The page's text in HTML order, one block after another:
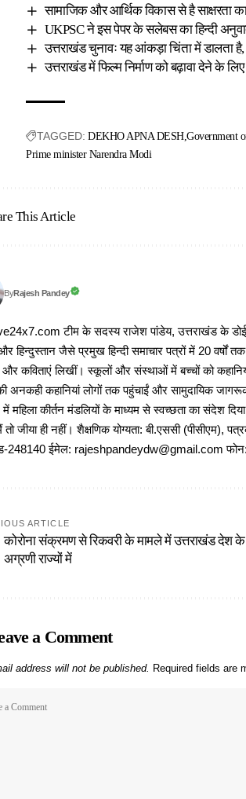
सामाजिक और आर्थिक विकास से है साक्षरता
UKPSC ने इस पेपर के सलेबस का हिन्दी
उत्तराखंड चुनावः यह आंकड़ा चिंता में डालता है,
उत्तराखंड में फिल्म निर्माण को बढ़ावा देने के
TAGGED: DEKHO APNA DESH Government
Prime minister Narendra Modi
This Article
ByRajesh Pandey
टीम के सदस्य राजेश पांडेय, उत्तराखंड के
हिन्दुस्तान जैसे प्रमुख हिन्दी समाचार पत्रों में 20
और कविताएं लिखीं। स्कूलों और संस्थाओं में बच्चों को
अनकही कहानियां लोगों तक पहुंचाईं और सामुदायिक
महिला कीर्तन मंडलियों के माध्यम से स्वच्छता का संदेश
जीया ही नहीं। शैक्षणिक योग्यता: बी.एससी (पीसीएम),
248140 ईमेल: rajeshpandeydw@gmail.com
ARTICLE
कोरोना संक्रमण से रिकवरी के मामले में उत्तराखंड देश के
अग्रणी राज्यों में
a Comment
address will not be published. Required fields are